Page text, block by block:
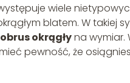
wiele
blatem. W takiej
obrus okrągłyna wymiar.
pewność, że